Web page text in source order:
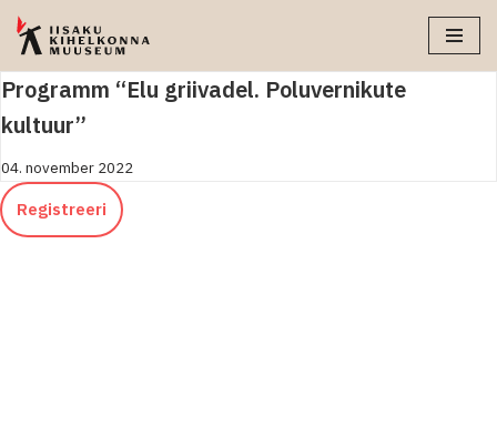
Skip
to
content
Programm “Elu griivadel. Poluvernikute
kultuur”
04. november 2022